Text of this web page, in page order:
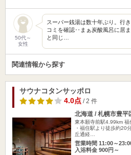
50代～
女性
スーパー銭湯は数十年ぶり。行
コミを確認‥まぁ炭酸風呂に居
と同じ…
関連情報から探す
サウナコタンサッポロ
4.0点/ 2 件
北海道 / 札幌市豊平
東本願寺前駅4.99km 福
・福住駅より徒歩約20
丘通経…
営業時間 11:00～
入浴料金 900円～